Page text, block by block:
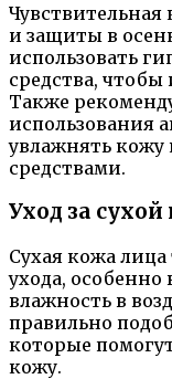
Чувствительная
и защиты в
использовать
средства,
Также
использования
увлажнять
средствами.
Уход за
Сухая кожа лица
ухода, особенно
влажность в
правильно
которые
кожу.